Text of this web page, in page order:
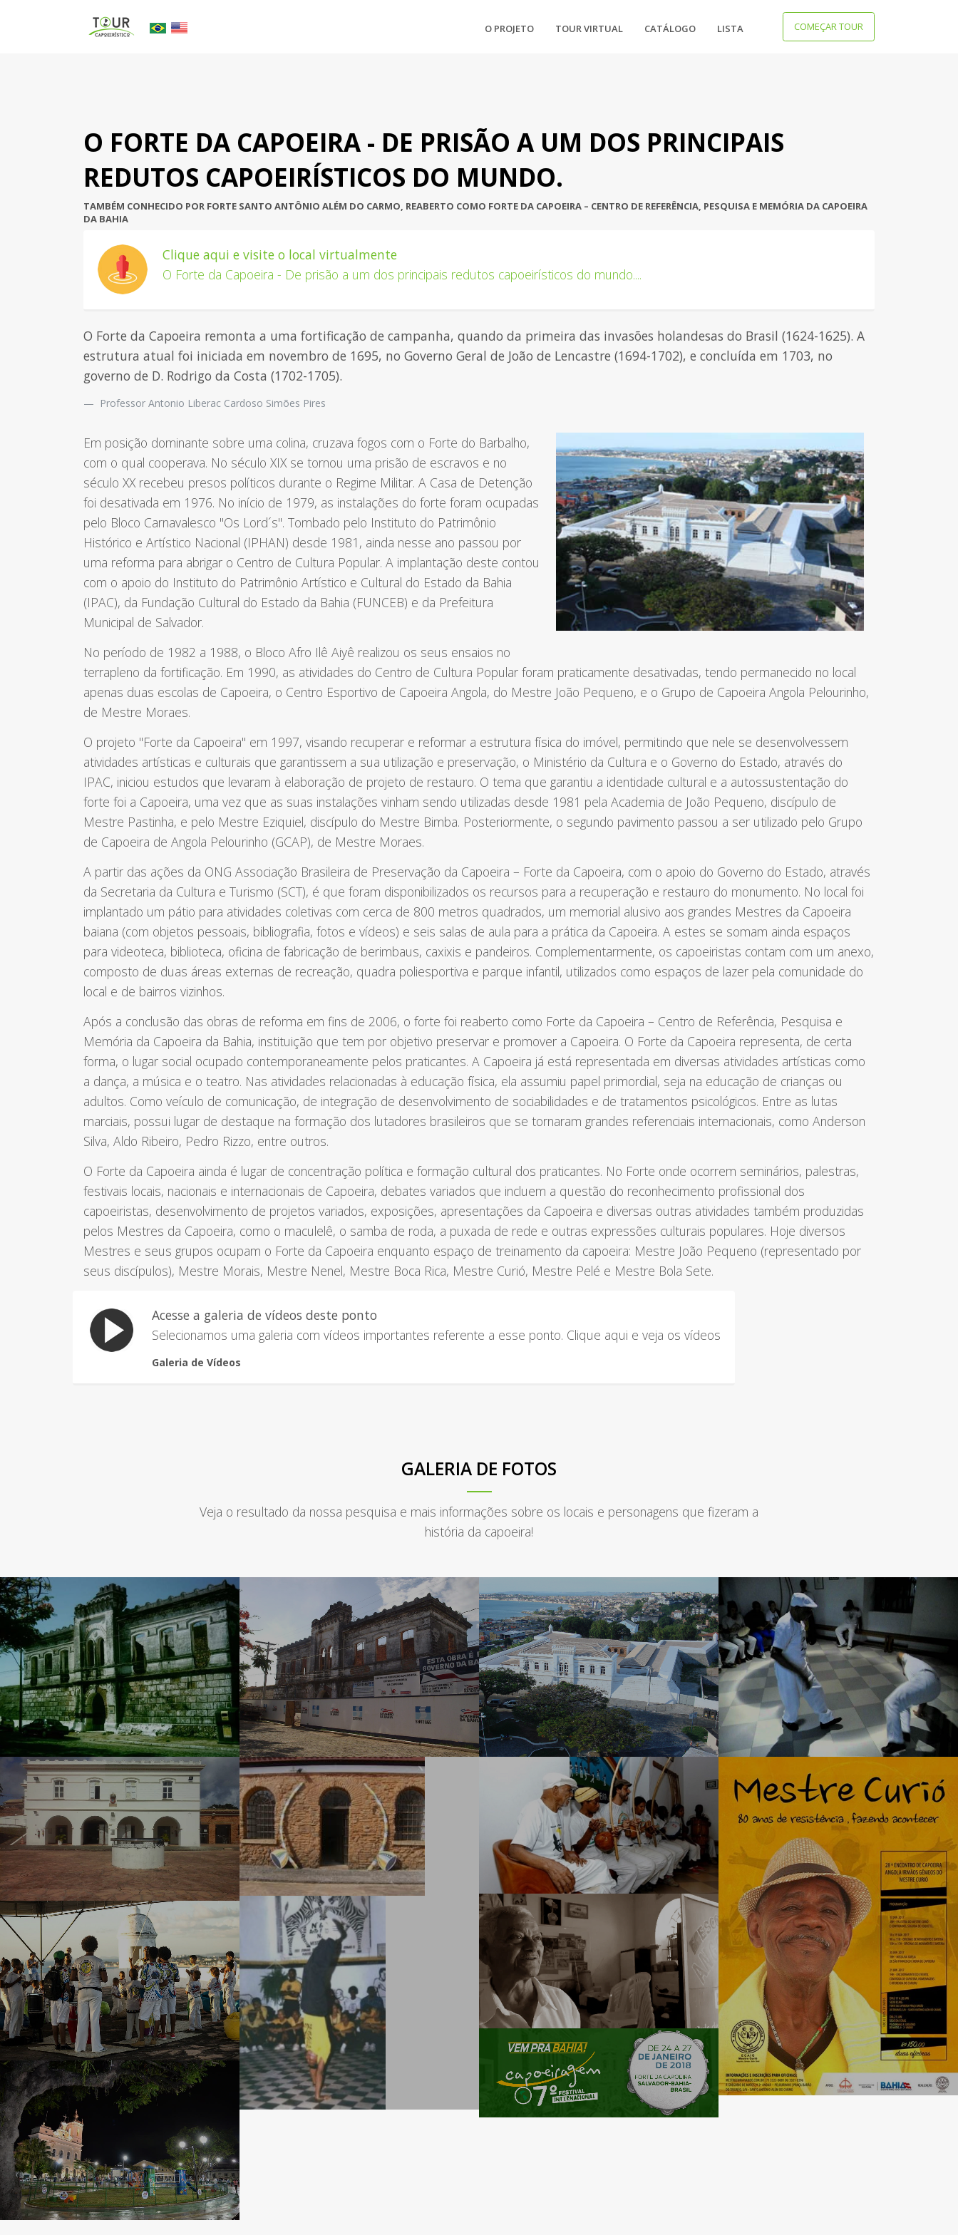
O PROJETO TOUR VIRTUAL CATÁLOGO LISTA COMEÇAR TOUR
O FORTE DA CAPOEIRA - DE PRISÃO A UM DOS PRINCIPAIS
REDUTOS CAPOEIRÍSTICOS DO MUNDO.
TAMBÉM CONHECIDO POR FORTE SANTO ANTÔNIO ALÉM DO CARMO, REABERTO COMO FORTE DA CAPOEIRA – CENTRO DE REFERÊNCIA, PESQUISA E MEMÓRIA DA CAPOEIRA
DA BAHIA
Clique aqui e visite o local virtualmente
O Forte da Capoeira - De prisão a um dos principais redutos capoeirísticos do mundo....
O Forte da Capoeira remonta a uma fortificação de campanha, quando da primeira das invasões holandesas do Brasil (1624-1625). A
estrutura atual foi iniciada em novembro de 1695, no Governo Geral de João de Lencastre (1694-1702), e concluída em 1703, no
governo de D. Rodrigo da Costa (1702-1705).
Professor Antonio Liberac Cardoso Simões Pires
Em posição dominante sobre uma colina, cruzava fogos com o Forte do Barbalho,
com o qual cooperava. No século XIX se tornou uma prisão de escravos e no
século XX recebeu presos políticos durante o Regime Militar. A Casa de Detenção
foi desativada em 1976. No início de 1979, as instalações do forte foram ocupadas
pelo Bloco Carnavalesco "Os Lord´s". Tombado pelo Instituto do Patrimônio
Histórico e Artístico Nacional (IPHAN) desde 1981, ainda nesse ano passou por
uma reforma para abrigar o Centro de Cultura Popular. A implantação deste contou
com o apoio do Instituto do Patrimônio Artístico e Cultural do Estado da Bahia
(IPAC), da Fundação Cultural do Estado da Bahia (FUNCEB) e da Prefeitura
Municipal de Salvador.
No período de 1982 a 1988, o Bloco Afro Ilê Aiyê realizou os seus ensaios no
terrapleno da fortificação. Em 1990, as atividades do Centro de Cultura Popular foram praticamente desativadas, tendo permanecido no local
apenas duas escolas de Capoeira, o Centro Esportivo de Capoeira Angola, do Mestre João Pequeno, e o Grupo de Capoeira Angola Pelourinho,
de Mestre Moraes.
O projeto "Forte da Capoeira" em 1997, visando recuperar e reformar a estrutura física do imóvel, permitindo que nele se desenvolvessem
atividades artísticas e culturais que garantissem a sua utilização e preservação, o Ministério da Cultura e o Governo do Estado, através do
IPAC, iniciou estudos que levaram à elaboração de projeto de restauro. O tema que garantiu a identidade cultural e a autossustentação do
forte foi a Capoeira, uma vez que as suas instalações vinham sendo utilizadas desde 1981 pela Academia de João Pequeno, discípulo de
Mestre Pastinha, e pelo Mestre Eziquiel, discípulo do Mestre Bimba. Posteriormente, o segundo pavimento passou a ser utilizado pelo Grupo
de Capoeira de Angola Pelourinho (GCAP), de Mestre Moraes.
A partir das ações da ONG Associação Brasileira de Preservação da Capoeira – Forte da Capoeira, com o apoio do Governo do Estado, através
da Secretaria da Cultura e Turismo (SCT), é que foram disponibilizados os recursos para a recuperação e restauro do monumento. No local foi
implantado um pátio para atividades coletivas com cerca de 800 metros quadrados, um memorial alusivo aos grandes Mestres da Capoeira
baiana (com objetos pessoais, bibliografia, fotos e vídeos) e seis salas de aula para a prática da Capoeira. A estes se somam ainda espaços
para videoteca, biblioteca, oficina de fabricação de berimbaus, caxixis e pandeiros. Complementarmente, os capoeiristas contam com um anexo,
composto de duas áreas externas de recreação, quadra poliesportiva e parque infantil, utilizados como espaços de lazer pela comunidade do
local e de bairros vizinhos.
Após a conclusão das obras de reforma em fins de 2006, o forte foi reaberto como Forte da Capoeira – Centro de Referência, Pesquisa e
Memória da Capoeira da Bahia, instituição que tem por objetivo preservar e promover a Capoeira. O Forte da Capoeira representa, de certa
forma, o lugar social ocupado contemporaneamente pelos praticantes. A Capoeira já está representada em diversas atividades artísticas como
a dança, a música e o teatro. Nas atividades relacionadas à educação física, ela assumiu papel primordial, seja na educação de crianças ou
adultos. Como veículo de comunicação, de integração de desenvolvimento de sociabilidades e de tratamentos psicológicos. Entre as lutas
marciais, possui lugar de destaque na formação dos lutadores brasileiros que se tornaram grandes referenciais internacionais, como Anderson
Silva, Aldo Ribeiro, Pedro Rizzo, entre outros.
O Forte da Capoeira ainda é lugar de concentração política e formação cultural dos praticantes. No Forte onde ocorrem seminários, palestras,
festivais locais, nacionais e internacionais de Capoeira, debates variados que incluem a questão do reconhecimento profissional dos
capoeiristas, desenvolvimento de projetos variados, exposições, apresentações da Capoeira e diversas outras atividades também produzidas
pelos Mestres da Capoeira, como o maculelê, o samba de roda, a puxada de rede e outras expressões culturais populares. Hoje diversos
Mestres e seus grupos ocupam o Forte da Capoeira enquanto espaço de treinamento da capoeira: Mestre João Pequeno (representado por
seus discípulos), Mestre Morais, Mestre Nenel, Mestre Boca Rica, Mestre Curió, Mestre Pelé e Mestre Bola Sete.
Acesse a galeria de vídeos deste ponto
Selecionamos uma galeria com vídeos importantes referente a esse ponto. Clique aqui e veja os vídeos
Galeria de Vídeos
GALERIA DE FOTOS
Veja o resultado da nossa pesquisa e mais informações sobre os locais e personagens que fizeram a
história da capoeira!